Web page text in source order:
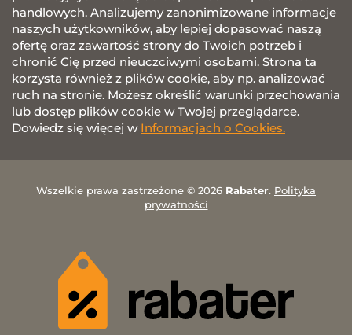
handlowych. Analizujemy zanonimizowane informacje
naszych użytkowników, aby lepiej dopasować naszą
ofertę oraz zawartość strony do Twoich potrzeb i
chronić Cię przed nieuczciwymi osobami. Strona ta
korzysta również z plików cookie, aby np. analizować
ruch na stronie. Możesz określić warunki przechowania
lub dostęp plików cookie w Twojej przeglądarce.
Dowiedz się więcej w Informacjach o Cookies.
Wszelkie prawa zastrzeżone © 2026 Rabater. Polityka
prywatności